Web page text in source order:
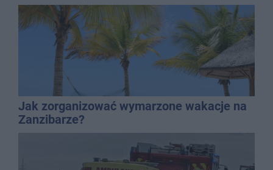
Jak zorganizować wymarzone wakacje na
Zanzibarze?